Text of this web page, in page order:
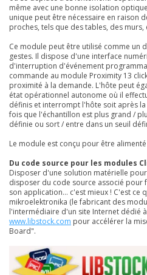
même avec une bonne isolation
unique peut être nécessaire en raison
proches, tels que des tables, des murs,
Ce module peut être utilisé comme un
gestes. Il dispose d'une interface
d'interruption d'événement
commande au module Proximity 13
proximité à la demande. L'hôte peut
état opérationnel autonome où il
définis et interrompt l'hôte soit après
fois que l'échantillon est plus grand /
définie ou sort / entre dans un seuil
Le module est conçu pour être alimenté
Du code source pour les modules
Disposer d'une solution matérielle
disposer du code source associé pour
son application... c'est mieux ! C'est ce
mikroelektronika (le fabricant des
l'intermédiaire d'un site Internet dédié
www.libstock.com pour accélérer la
Board".